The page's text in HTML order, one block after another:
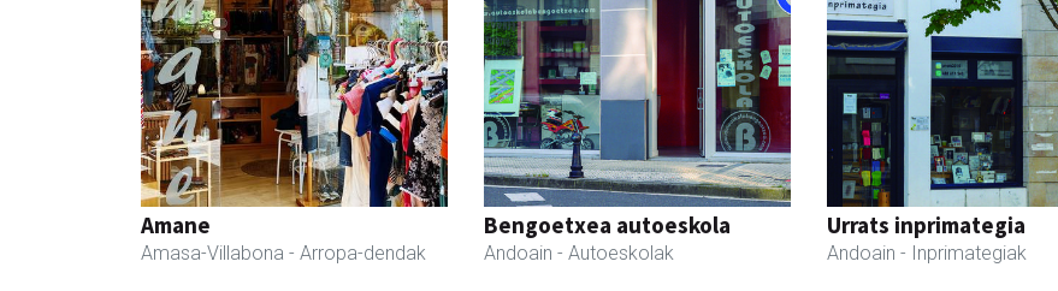
Amane
Amasa-Villabona - Arropa-dendak
Bengoetxea autoeskola
Andoain - Autoeskolak
Urrats inprimategia
Andoain - Inprimategiak